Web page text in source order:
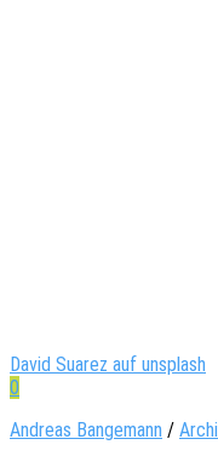
David Suarez auf unsplash
0
Andreas Bangemann /